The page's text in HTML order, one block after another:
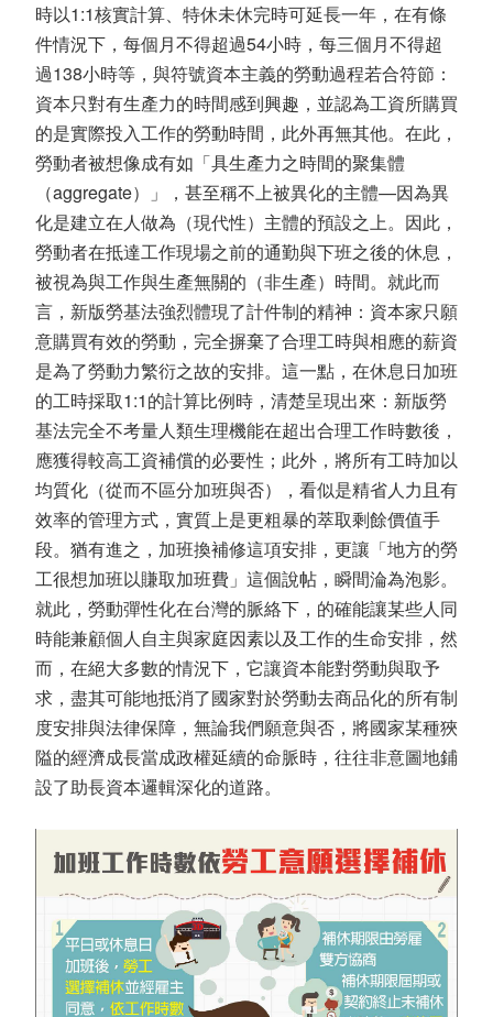
時以1:1核實計算、特休未休完時可延長一年，在有條
件情況下，每個月不得超過54小時，每三個月不得超
過138小時等，與符號資本主義的勞動過程若合符節：
資本只對有生產力的時間感到興趣，並認為工資所購買
的是實際投入工作的勞動時間，此外再無其他。在此，
勞動者被想像成有如「具生產力之時間的聚集體
（aggregate）」，甚至稱不上被異化的主體—因為異
化是建立在人做為（現代性）主體的預設之上。因此，
勞動者在抵達工作現場之前的通勤與下班之後的休息，
被視為與工作與生產無關的（非生產）時間。就此而
言，新版勞基法強烈體現了計件制的精神：資本家只願
意購買有效的勞動，完全摒棄了合理工時與相應的薪資
是為了勞動力繁衍之故的安排。這一點，在休息日加班
的工時採取1:1的計算比例時，清楚呈現出來：新版勞
基法完全不考量人類生理機能在超出合理工作時數後，
應獲得較高工資補償的必要性；此外，將所有工時加以
均質化（從而不區分加班與否），看似是精省人力且有
效率的管理方式，實質上是更粗暴的萃取剩餘價值手
段。猶有進之，加班換補修這項安排，更讓「地方的勞
工很想加班以賺取加班費」這個說帖，瞬間淪為泡影。
就此，勞動彈性化在台灣的脈絡下，的確能讓某些人同
時能兼顧個人自主與家庭因素以及工作的生命安排，然
而，在絕大多數的情況下，它讓資本能對勞動與取予
求，盡其可能地抵消了國家對於勞動去商品化的所有制
度安排與法律保障，無論我們願意與否，將國家某種狹
隘的經濟成長當成政權延續的命脈時，往往非意圖地鋪
設了助長資本邏輯深化的道路。